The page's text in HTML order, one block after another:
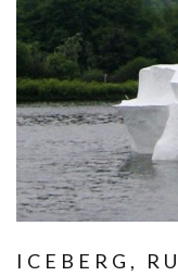
ICEBERG,